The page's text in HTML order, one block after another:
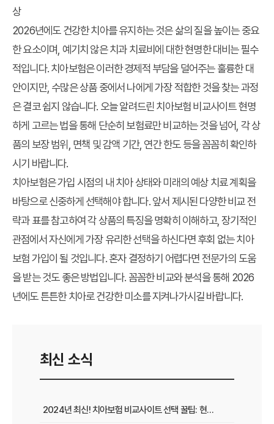
상
2026년에도 건강한 치아를 유지하는 것은 삶의 질을 높이는 중요
한 요소이며, 예기치 않은 치과 치료비에 대한 현명한 대비는 필수
적입니다. 치아보험은 이러한 경제적 부담을 덜어주는 훌륭한 대
안이지만, 수많은 상품 중에서 나에게 가장 적합한 것을 찾는 과정
은 결코 쉽지 않습니다. 오늘 알려드린 치아보험 비교사이트 현명
하게 고르는 법을 통해 단순히 보험료만 비교하는 것을 넘어, 각 상
품의 보장 범위, 면책 및 감액 기간, 연간 한도 등을 꼼꼼히 확인하
시기 바랍니다.
치아보험은 가입 시점의 내 치아 상태와 미래의 예상 치료 계획을
바탕으로 신중하게 선택해야 합니다. 앞서 제시된 다양한 비교 전
략과 표를 참고하여 각 상품의 특징을 명확히 이해하고, 장기적인
관점에서 자신에게 가장 유리한 선택을 하신다면 후회 없는 치아
보험 가입이 될 것입니다. 혼자 결정하기 어렵다면 전문가의 도움
을 받는 것도 좋은 방법입니다. 꼼꼼한 비교와 분석을 통해 2026
년에도 튼튼한 치아로 건강한 미소를 지켜나가시길 바랍니다.
최신 소식
2024년 최신! 치아보험 비교사이트 선택 꿀팁: 현명한 가입 전략 완벽 분석